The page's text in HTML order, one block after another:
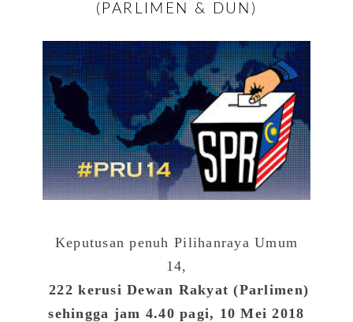
(PARLIMEN & DUN)
Keputusan penuh Pilihanraya Umum
14,
222 kerusi Dewan Rakyat (Parlimen)
sehingga jam 4.40 pagi, 10 Mei 2018